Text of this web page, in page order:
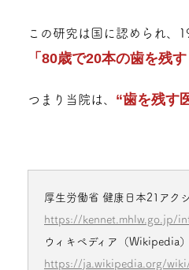
この研究は国に認められ、
「80歳で20本の歯を残す
つまり当院は、 “歯を残す
厚生労働省 健康日本21アク
https://kennet.mhlw.go.jp/
ウィキペディア（Wikipedia）
https://ja.wikipedia.org/wiki/